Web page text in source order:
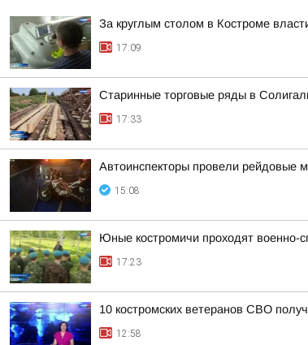
За круглым столом в Костроме
17:09
Старинные торговые ряды в
17:33
Автоинспекторы провели рейдовые
15:08
Юные костромичи проходят военно-
17:23
10 костромских ветеранов СВО
12:58